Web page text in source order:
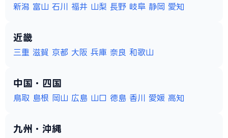
新潟 富山 石川 福井 山梨 長野 岐阜 静岡 愛知
近畿
三重 滋賀 京都 大阪 兵庫 奈良 和歌山
中国・四国
鳥取 島根 岡山 広島 山口 徳島 香川 愛媛 高知
九州・沖縄